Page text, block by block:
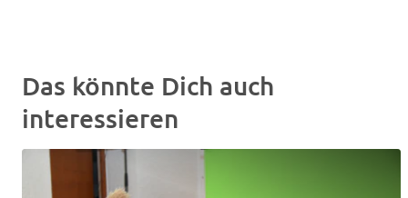
Das könnte Dich auch
interessieren